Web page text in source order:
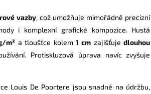
vazby, což umožňuje mimořádně precizní
i komplexní grafické kompozice. Hustá
m² a tloušťce kolem 1 cm zajišťujedlouhou
Protiskluzová úprava navíc zvyšuje
Louis De Poortere jsou snadné na údržbu,